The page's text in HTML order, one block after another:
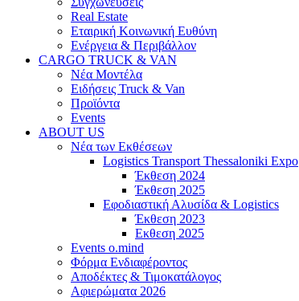
Real Estate
Εταιρική Κοινωνική Ευθύνη
Ενέργεια & Περιβάλλον
CARGO TRUCK & VAN
Νέα Μοντέλα
Ειδήσεις Truck & Van
Προϊόντα
Events
ABOUT US
Νέα των Εκθέσεων
Logistics Transport Thessaloniki Expo
Έκθεση 2024
Έκθεση 2025
Εφοδιαστική Αλυσίδα & Logistics
Έκθεση 2023
Εκθεση 2025
Events o.mind
Φόρμα Ενδιαφέροντος
Αποδέκτες & Τιμοκατάλογος
Αφιερώματα 2026